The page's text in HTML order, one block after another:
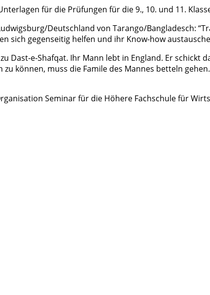
für die Prüfungen für die 9., 10. und 11.
Deutschland von Tarango/Bangladesch:
sich gegenseitig helfen und ihr Know-how
Dast-e-Shafqat. Ihr Mann lebt in England. Er
zu können, muss die Famile des Mannes betteln
Seminar für die Höhere Fachschule für